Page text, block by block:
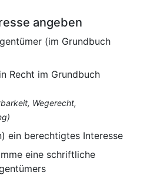
angeben
(im Grundbuch
Recht im Grundbuch
Wegerecht,
ein berechtigtes Interesse
eine schriftliche